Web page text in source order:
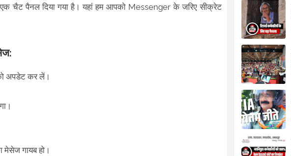
चैट पैनल दिया गया है। यहां हम आपको Messenger के जरिए सीक्रेट
अपडेट कर लें।
गायब हो।